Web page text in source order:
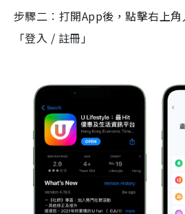
步驟二︰打開App後，點擊右上
「登入 / 註冊」